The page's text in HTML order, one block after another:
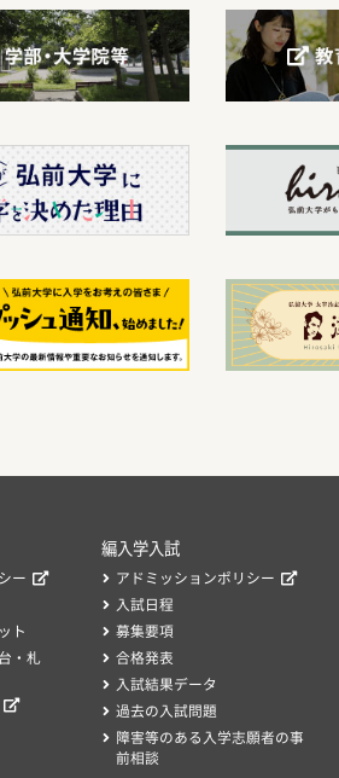
ー
・札
ト
編入学入試
アドミッションポリシー
入試日程
募集要項
合格発表
入試結果データ
過去の入試問題
障害等のある入学志願者の事
前相談